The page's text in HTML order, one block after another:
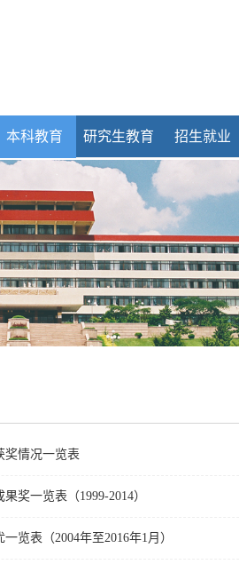
本科教育 研究生教育 招生就业
奖情况一览表
奖一览表（1999-2014）
览表（2004年至2016年1月）